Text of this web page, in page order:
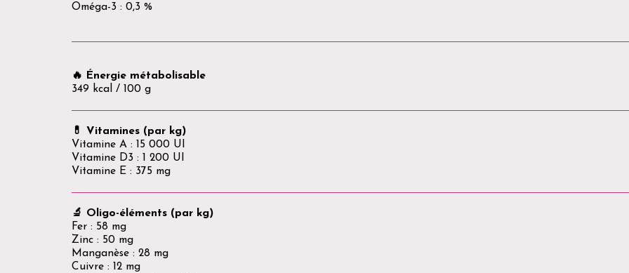
Oméga-3 : 0,3 %
🔥 Énergie métabolisable
349 kcal / 100 g
💊 Vitamines (par kg)
Vitamine A : 15 000 UI
Vitamine D3 : 1 200 UI
Vitamine E : 375 mg
🔬 Oligo-éléments (par kg)
Fer : 58 mg
Zinc : 50 mg
Manganèse : 28 mg
Cuivre : 12 mg